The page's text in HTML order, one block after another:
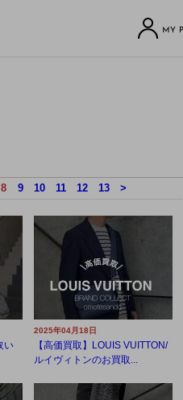
8 9 10 11 12 13 >
い
2025年04月18日
【高価買取】LOUIS VUITTON/
ルイヴィトンのお買取...